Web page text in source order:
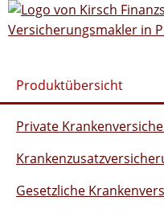
Produktübersicht
Private
Gesetzliche